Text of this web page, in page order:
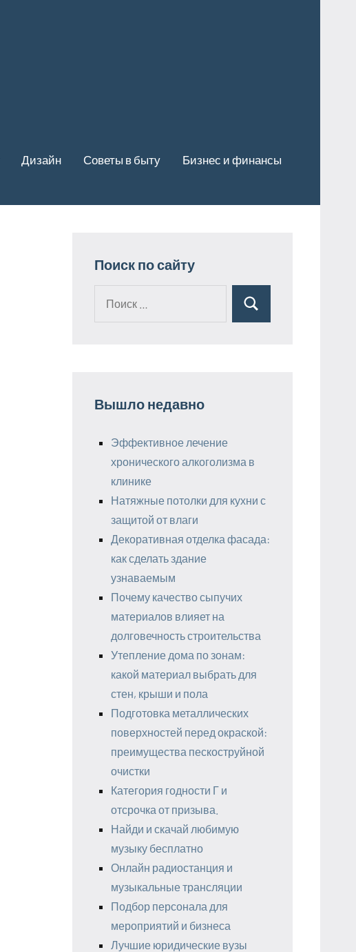
Дизайн Советы в быту Бизнес и финансы
Поиск по сайту
Поиск
Вышло недавно
Эффективное лечение
хронического алкоголизма в
клинике
Натяжные потолки для кухни с
защитой от влаги
Декоративная отделка фасада:
как сделать здание
узнаваемым
Почему качество сыпучих
материалов влияет на
долговечность строительства
Утепление дома по зонам:
какой материал выбрать для
стен, крыши и пола
Подготовка металлических
поверхностей перед окраской:
преимущества пескоструйной
очистки
Категория годности Г и
отсрочка от призыва.
Найди и скачай любимую
музыку бесплатно
Онлайн радиостанция и
музыкальные трансляции
Подбор персонала для
мероприятий и бизнеса
Лучшие юридические вузы